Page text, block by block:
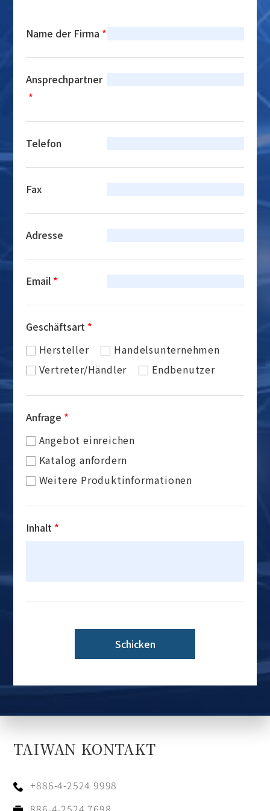
Name der Firma *
Ansprechpartner
*
Telefon
Fax
Adresse
Email *
Geschäftsart *
Hersteller
Handelsunternehmen
Vertreter/Händler
Endbenutzer
Anfrage *
Angebot einreichen
Katalog anfordern
Weitere Produktinformationen
Inhalt *
Schicken
TAIWAN KONTAKT
+886-4-2524 9998